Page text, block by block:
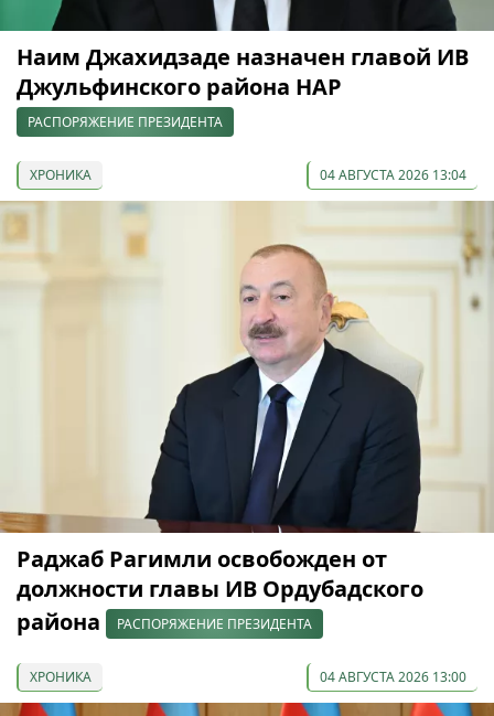
Наим Джахидзаде назначен главой ИВ
Джульфинского района НАР
РАСПОРЯЖЕНИЕ ПРЕЗИДЕНТА
ХРОНИКА 04 АВГУСТА 2026 13:04
Раджаб Рагимли освобожден от
должности главы ИВ Ордубадского
района
РАСПОРЯЖЕНИЕ ПРЕЗИДЕНТА
ХРОНИКА 04 АВГУСТА 2026 13:00